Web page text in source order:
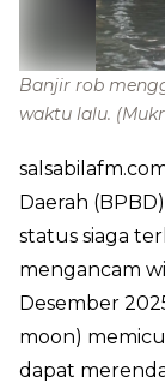
Banjir rob
waktu lalu.
Daerah
status siaga
mengancam
Desember
moon)
dapat